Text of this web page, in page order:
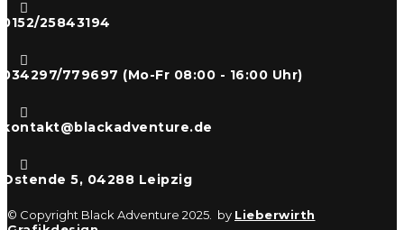

0152/25843194

034297/779697 (Mo-Fr 08:00 - 16:00 Uhr)

kontakt@blackadventure.de

Ostende 5, 04288 Leipzig
© Copyright Black Adventure 2025. by Lieberwirth